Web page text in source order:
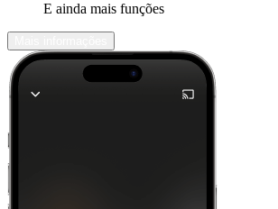
E ainda mais funções